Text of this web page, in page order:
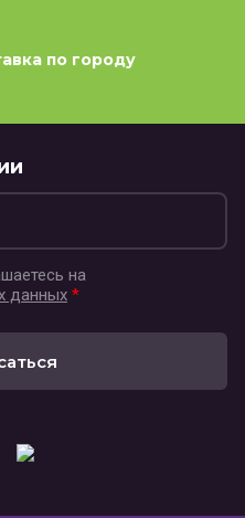
по городу
на
данных *